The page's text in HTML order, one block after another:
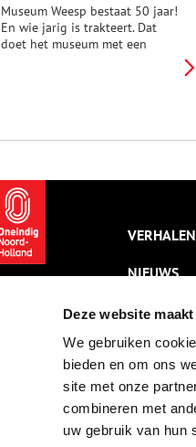
Deze website
We gebruiken
bieden en om ons
site met onze
combineren met
uw gebruik van hun
Museum Weesp bestaat 50 jaar!
En wie jarig is trakteert. Dat
doet het museum met een
over het museum, maar ook
alleen porselein en cacao.
VERHALEN
NIEUWS
KALENDER
THEMA’S
VIDEO’S